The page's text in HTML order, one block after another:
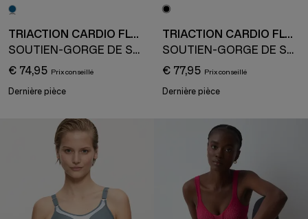
TRIACTION CARDIO FLOW
SOUTIEN-GORGE DE SPORT
€ 74,95
Dernière pièce
TRIACTION CARDIO FLOW
SOUTIEN-GORGE DE SPORT MINIMISEUR
€ 77,95
Dernière pièce